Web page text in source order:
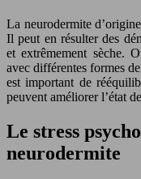
La neurodermite
Il peut en résulter des
et extrêmement sèche.
avec différentes formes
est important de
peuvent améliorer l’état
Le stress
neurodermite